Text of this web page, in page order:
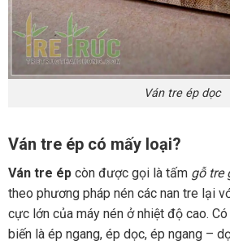
Ván tre ép dọc
Ván tre ép có mấy loại?
Ván tre ép còn được gọi là tấm gỗ tre
theo phương pháp nén các nan tre lại
cực lớn của máy nén ở nhiệt độ cao.
biến là ép ngang, ép dọc, ép ngang –